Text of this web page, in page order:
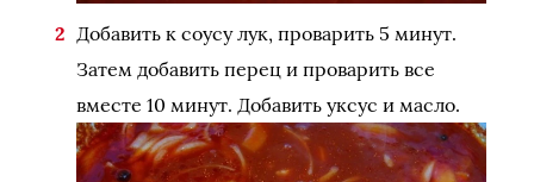
Добавить к соусу лук, проварить 5 минут.
Затем добавить перец и проварить все
вместе 10 минут. Добавить уксус и масло.